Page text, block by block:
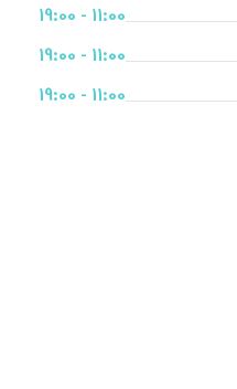
11:00 - 19:00
11:00 - 19:00
11:00 - 19:00